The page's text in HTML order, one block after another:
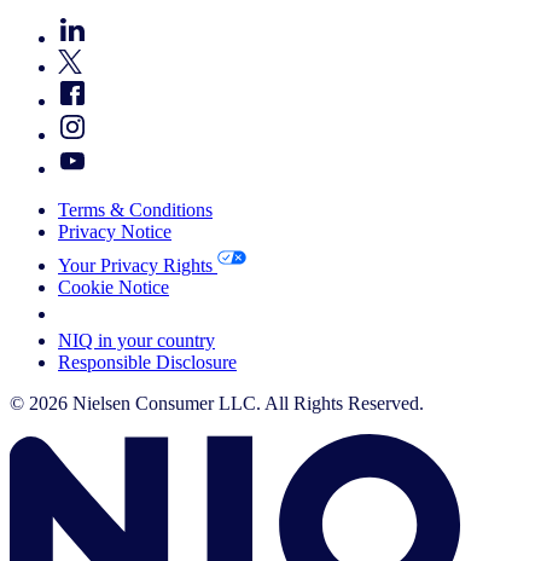
Terms & Conditions
Privacy Notice
Your Privacy Rights
Cookie Notice
NIQ in your country
Responsible Disclosure
© 2026 Nielsen Consumer LLC. All Rights Reserved.